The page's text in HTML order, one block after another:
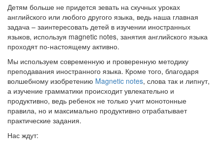
Детям больше не придется зевать на скучных уроках
английского или любого другого языка, ведь наша главная
задача – заинтересовать детей в изучении иностранных
языков, используя magnetic notes, занятия английского языка
проходят по-настоящему активно.
Мы используем современную и проверенную методику
преподавания иностранного языка. Кроме того, благодаря
волшебному изобретению Magnetic notes, слова так и липнут,
а изучение грамматики происходит увлекательно и
продуктивно, ведь ребенок не только учит монотонные
правила, но и максимально продуктивно отрабатывает
практические задания.
Нас ждут: